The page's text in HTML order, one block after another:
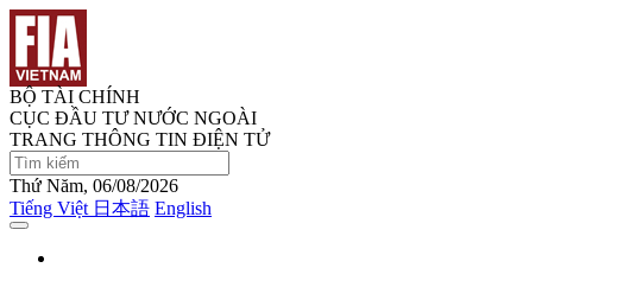
BỘ TÀI CHÍNH
CỤC ĐẦU TƯ NƯỚC NGOÀI
TRANG THÔNG TIN ĐIỆN TỬ
Thứ Năm, 06/08/2026
Tiếng Việt 日本語 English